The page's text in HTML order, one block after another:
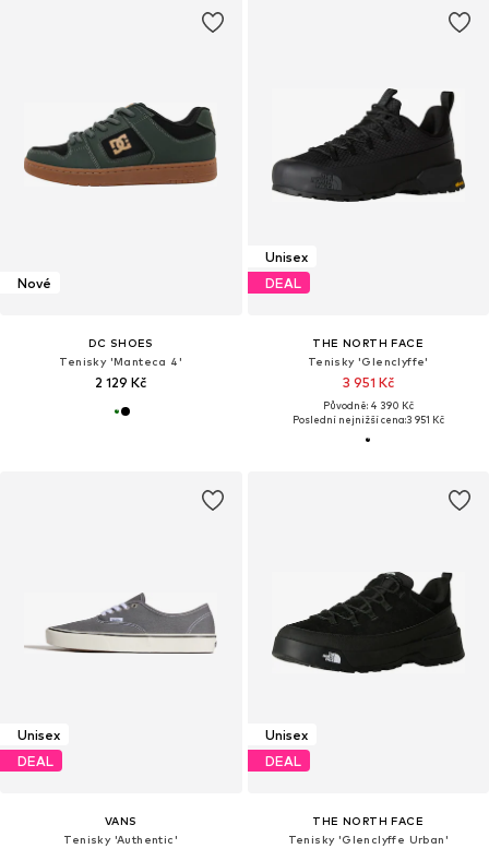
Nové
DC SHOES
Tenisky 'Manteca 4'
2 129 Kč
Unisex
DEAL
THE NORTH FACE
Tenisky 'Glenclyffe'
3 951 Kč
Původně: 4 390 Kč
Poslední nejnižší cena:3 951 Kč
Unisex
DEAL
VANS
Tenisky 'Authentic'
Unisex
DEAL
THE NORTH FACE
Tenisky 'Glenclyffe Urban'